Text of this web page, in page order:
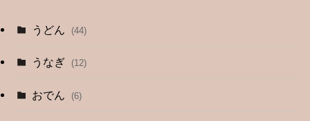
うどん (44)
うなぎ (12)
おでん (6)